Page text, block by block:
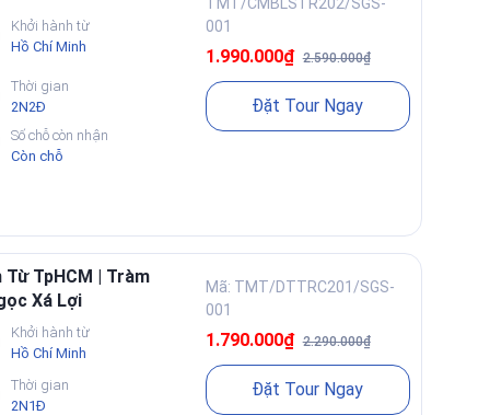
Khởi hành từ
Hồ Chí Minh
Thời gian
2N2Đ
Số chỗ còn nhận
Còn chỗ
001
1.990.000₫2.590.000₫
Đặt Tour Ngay
TpHCM | Tràm
Xá Lợi
Khởi hành từ
Hồ Chí Minh
Thời gian
2N1Đ
Mã: TMT/DTTRC201/SGS-
001
1.790.000₫2.290.000₫
Đặt Tour Ngay